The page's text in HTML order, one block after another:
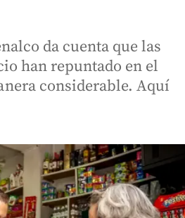
da cuenta que las
han repuntado en el
considerable. Aquí